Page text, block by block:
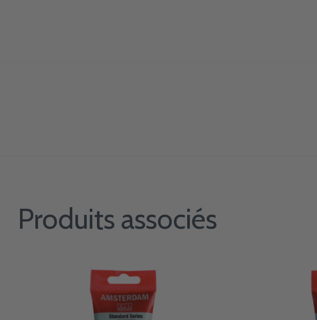
Produits associés
Carousel items